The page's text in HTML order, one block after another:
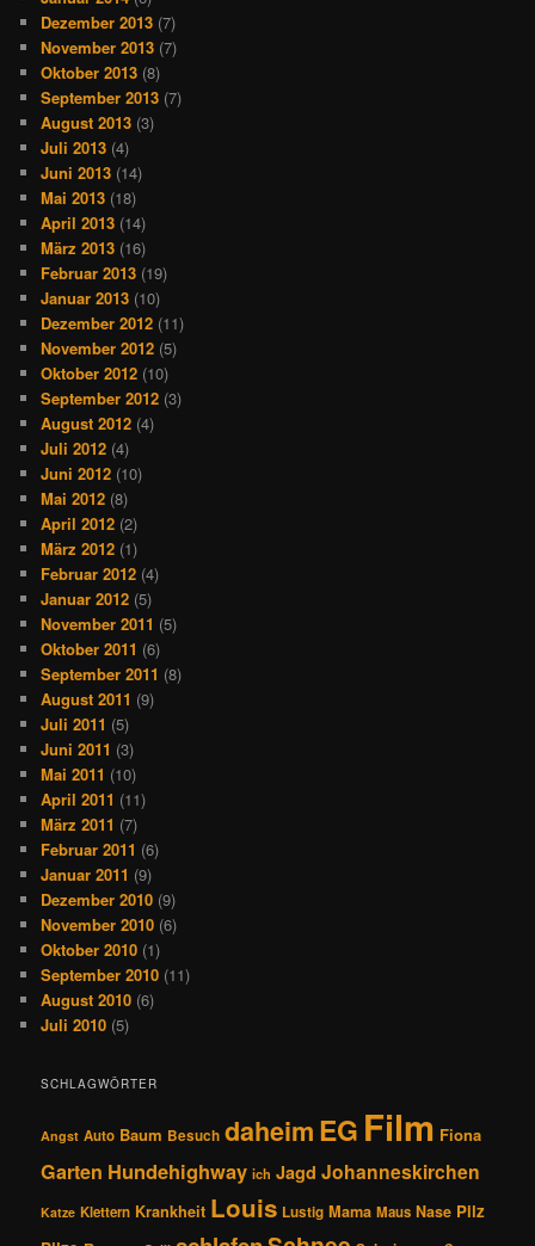
Dezember 2013 (7)
November 2013 (7)
Oktober 2013 (8)
September 2013 (7)
August 2013 (3)
Juli 2013 (4)
Juni 2013 (14)
Mai 2013 (18)
April 2013 (14)
März 2013 (16)
Februar 2013 (19)
Januar 2013 (10)
Dezember 2012 (11)
November 2012 (5)
Oktober 2012 (10)
September 2012 (3)
August 2012 (4)
Juli 2012 (4)
Juni 2012 (10)
Mai 2012 (8)
April 2012 (2)
März 2012 (1)
Februar 2012 (4)
Januar 2012 (5)
November 2011 (5)
Oktober 2011 (6)
September 2011 (8)
August 2011 (9)
Juli 2011 (5)
Juni 2011 (3)
Mai 2011 (10)
April 2011 (11)
März 2011 (7)
Februar 2011 (6)
Januar 2011 (9)
Dezember 2010 (9)
November 2010 (6)
Oktober 2010 (1)
September 2010 (11)
August 2010 (6)
Juli 2010 (5)
SCHLAGWÖRTER
Angst Auto Baum Besuch daheimEG Film Fiona
Garten Hundehighway ich Jagd Johanneskirchen
Katze Klettern Krankheit Louis Lustig Mama Maus Nase Pilz